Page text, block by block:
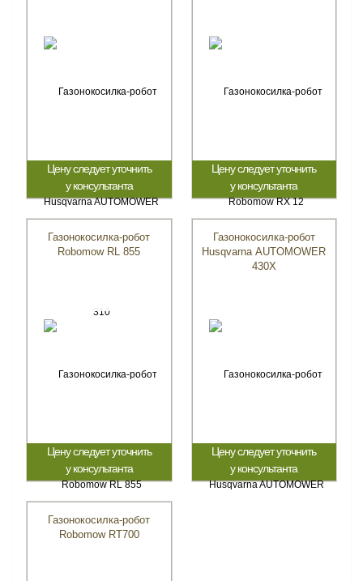
Цену следует уточнить
у консультанта
Цену следует уточнить
у консультанта
Газонокосилка-робот
Robomow RL 855
Цену следует уточнить
у консультанта
Газонокосилка-робот
Husqvarna AUTOMOWER
430X
Цену следует уточнить
у консультанта
Газонокосилка-робот
Robomow RT700